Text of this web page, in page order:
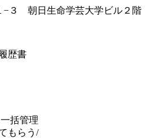
−３ 朝日生命学芸大学ビル２階
歴書
括管理
もらう /